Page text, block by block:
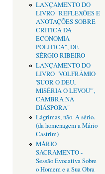
LANÇAMENTO DO
LIVRO "REFLEXÕES E
ANOTAÇÕES SOBRE
CRÌTICA DA
ECONOMIA
POLÍTICA", DE
SÉRGIO RIBEIRO
LANÇAMENTO DO
LIVRO "VOLFRÂMIO
'SUOR O DEU,
MISÉRIA O LEVOU'",
CAMBRA NA
DIÁSPORA"
Lágrimas, não. A sério.
(da homenagem a Mário
Castrim)
MÁRIO
SACRAMENTO -
Sessão Evocativa Sobre
o Homem e a Sua Obra